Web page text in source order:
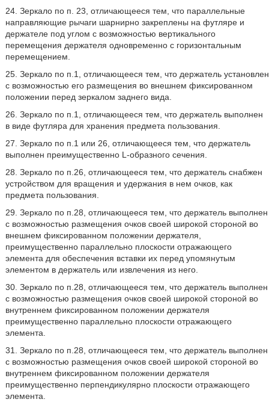
24. Зеркало по п. 23, отличающееся тем, что параллельные
направляющие рычаги шарнирно закреплены на футляре и
держателе под углом с возможностью вертикального
перемещения держателя одновременно с горизонтальным
перемещением.
25. Зеркало по п.1, отличающееся тем, что держатель установлен
с возможностью его размещения во внешнем фиксированном
положении перед зеркалом заднего вида.
26. Зеркало по п.1, отличающееся тем, что держатель выполнен
в виде футляра для хранения предмета пользования.
27. Зеркало по п.1 или 26, отличающееся тем, что держатель
выполнен преимущественно L-образного сечения.
28. Зеркало по п.26, отличающееся тем, что держатель снабжен
устройством для вращения и удержания в нем очков, как
предмета пользования.
29. Зеркало по п.28, отличающееся тем, что держатель выполнен
с возможностью размещения очков своей широкой стороной во
внешнем фиксированном положении держателя,
преимущественно параллельно плоскости отражающего
элемента для обеспечения вставки их перед упомянутым
элементом в держатель или извлечения из него.
30. Зеркало по п.28, отличающееся тем, что держатель выполнен
с возможностью размещения очков своей широкой стороной во
внутреннем фиксированном положении держателя
преимущественно параллельно плоскости отражающего
элемента.
31. Зеркало по п.28, отличающееся тем, что держатель выполнен
с возможностью размещения очков своей широкой стороной во
внутреннем фиксированном положении держателя
преимущественно перпендикулярно плоскости отражающего
элемента.